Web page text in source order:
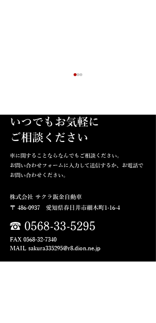
夏季休暇のお知らせ
いつでもお気軽に
​ご相談ください
車に関することならなんでもご相談ください。
お問い合わせフォームに入力して送信するか、 お電話で
お問い合わせください。
株式会社 サクラ鈑金自動車
〒 486-0937 愛知県春日井市細木町1-16-4
☎ 0568-33-5295
FAX 0568-32-7340
MAIL sakura335295@r8.dion.ne.jp